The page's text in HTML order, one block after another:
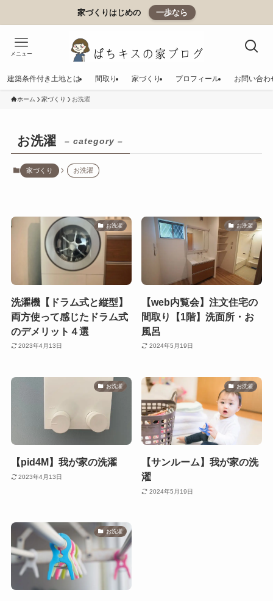
家づくりはじめの 一歩なら
メニュー
建築条件付き土地とは 間取り 家づくり プロフィール お問い合わ
ホーム 家づくり お洗濯
お洗濯 – category –
家づくり お洗濯
お洗濯
洗濯機【ドラム式と縦型】
両方使って感じたドラム式
のデメリット４選
2023年4月13日
お洗濯
【web内覧会】注文住宅の
間取り【1階】洗面所・お
風呂
2024年5月19日
お洗濯
【pid4M】我が家の洗濯
2023年4月13日
お洗濯
【サンルーム】我が家の洗
濯
2024年5月19日
お洗濯